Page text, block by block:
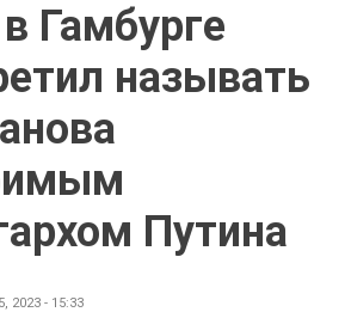
Гамбурге
называть
Путина
2023 - 15:33